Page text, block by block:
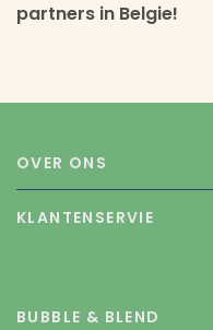
partners in Belgie!
OVER ONS
KLANTENSERVIE
BUBBLE & BLEND